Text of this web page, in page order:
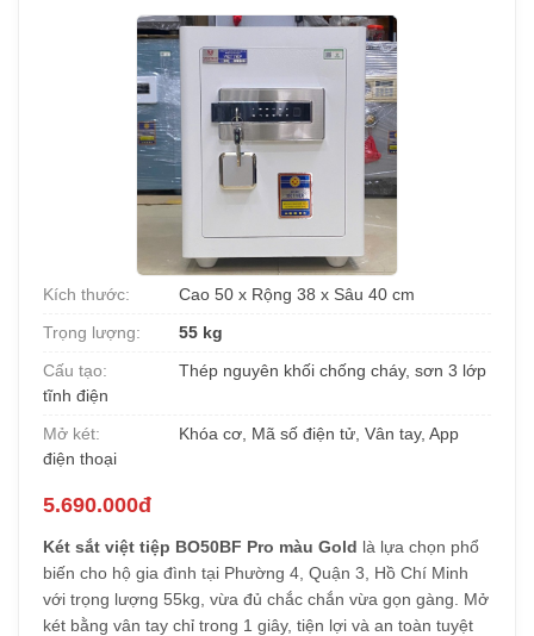
Kích thước:
Cao 50 x Rộng 38 x Sâu 40 cm
Trọng lượng:
55 kg
Cấu tạo:
Thép nguyên khối chống cháy, sơn 3 lớp
tĩnh điện
Mở két:
Khóa cơ, Mã số điện tử, Vân tay, App
điện thoại
5.690.000đ
Két sắt việt tiệp BO50BF Pro màu Gold là lựa chọn phổ
biến cho hộ gia đình tại Phường 4, Quận 3, Hồ Chí Minh
với trọng lượng 55kg, vừa đủ chắc chắn vừa gọn gàng. Mở
két bằng vân tay chỉ trong 1 giây, tiện lợi và an toàn tuyệt